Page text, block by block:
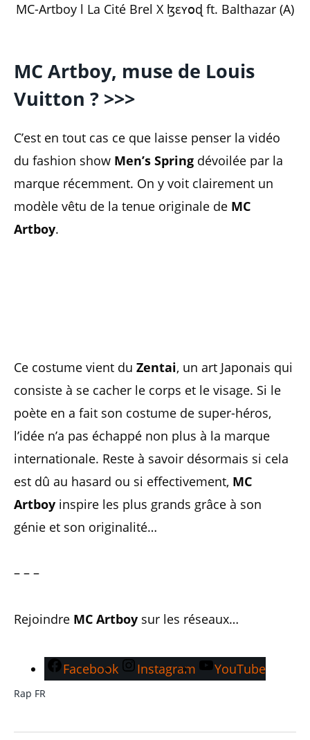
MC-Artboy l La Cité Brel X ɮɛʏօɖ ft. Balthazar (A)
MC Artboy, muse de Louis
Vuitton ? >>>
C’est en tout cas ce que laisse penser la vidéo
du fashion show Men’s Spring dévoilée par la
marque récemment. On y voit clairement un
modèle vêtu de la tenue originale de MC
Artboy.
Ce costume vient du Zentai, un art Japonais qui
consiste à se cacher le corps et le visage. Si le
poète en a fait son costume de super-héros,
l’idée n’a pas échappé non plus à la marque
internationale. Reste à savoir désormais si cela
est dû au hasard ou si effectivement, MC
Artboy inspire les plus grands grâce à son
génie et son originalité…
– – –
Rejoindre MC Artboy sur les réseaux…
Facebook Instagram YouTube
Rap FR